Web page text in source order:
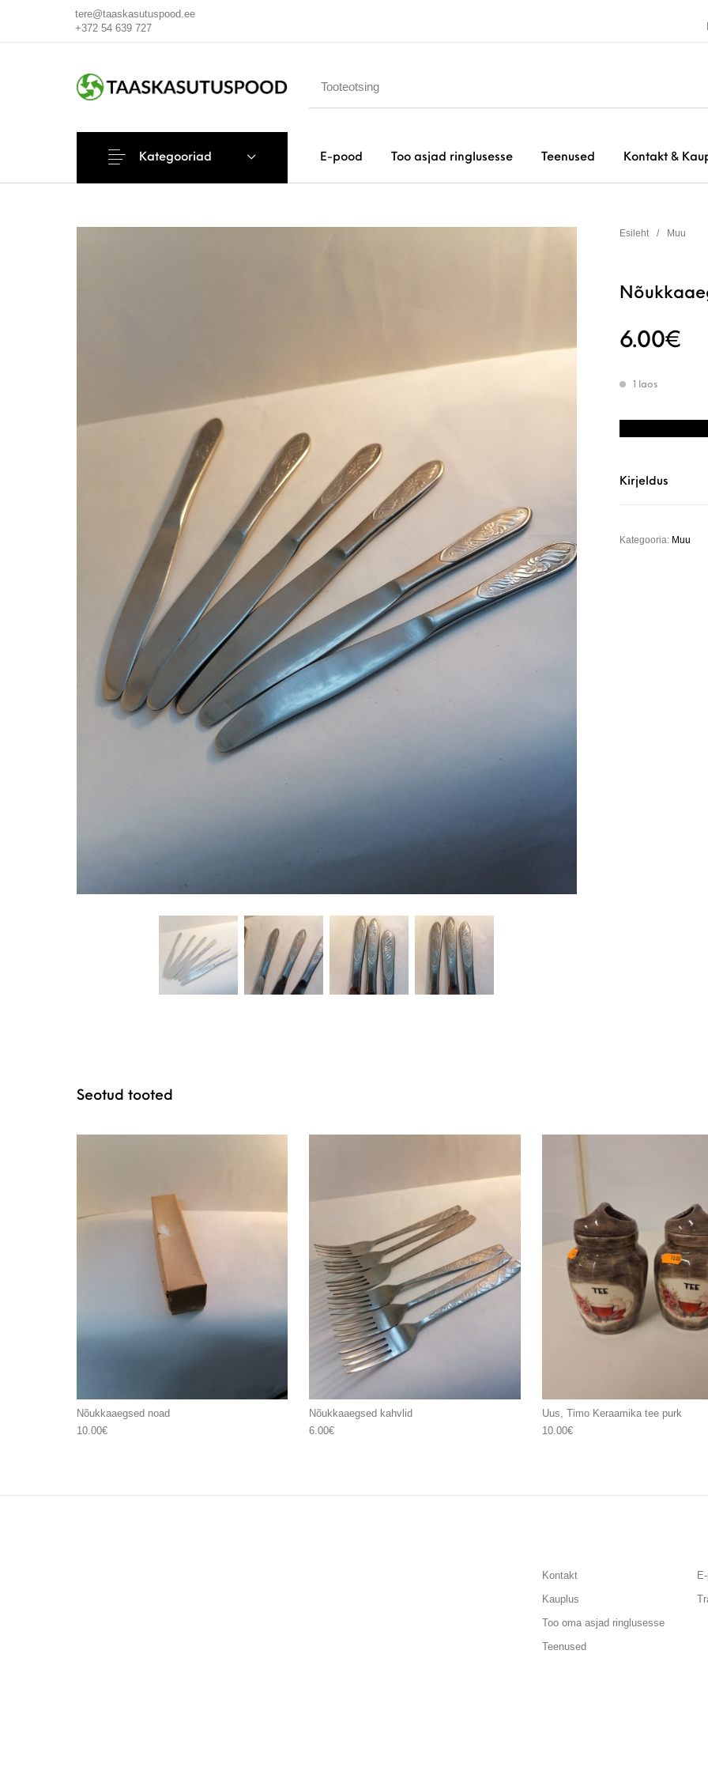
tere@taaskasutuspood.ee
+372 54 639 727
E-pood Too asjad ringlusesse Teenused Kontakt &
Kategooriad
Esileht / Muu
6.00€
1 laos
Kirjeldus
Kategooria: Muu
Seotud tooted
Nõukkaaegsed noad
10.00€
Nõukkaaegsed kahvlid
6.00€
Uus, Timo Keraamika tee purk
10.00€
Kontakt
Kauplus
Too oma asjad ringlusesse
Teenused